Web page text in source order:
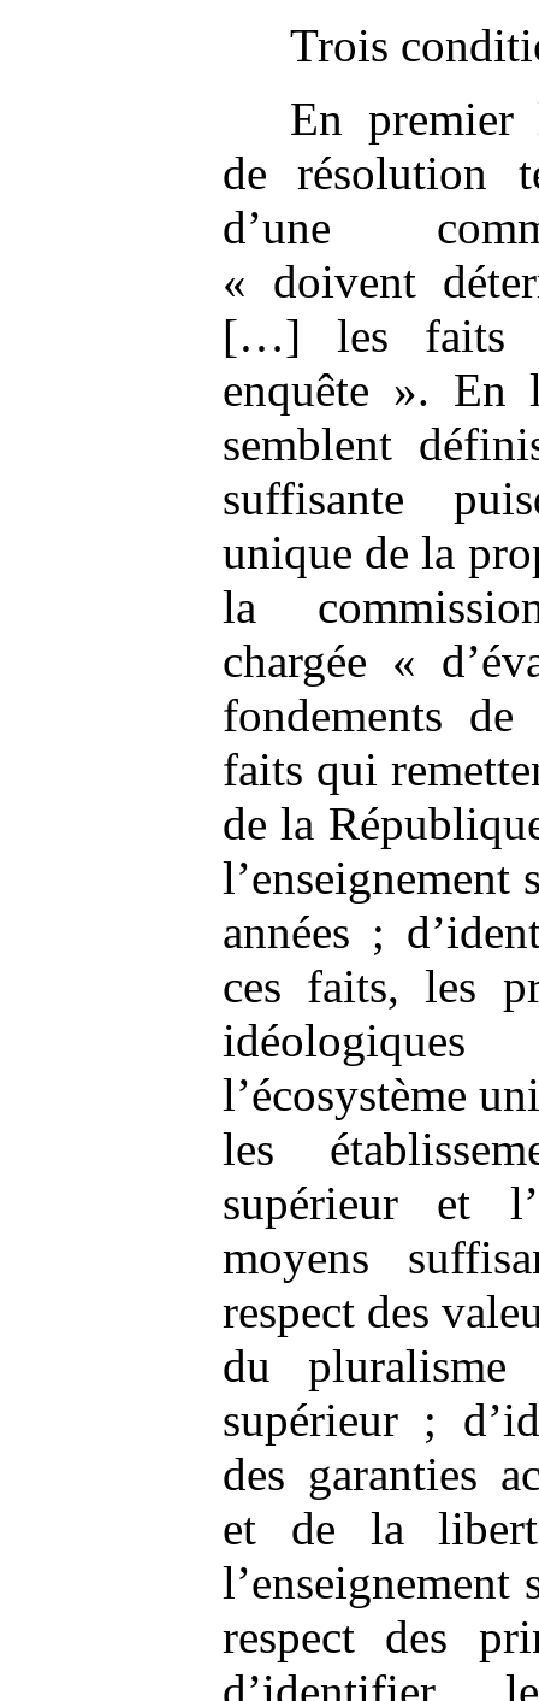
Trois
En premier
de résolution
d’une
« doivent
[…] les faits
enquête ». En
semblent
suffisante
unique de la
la
chargée «
fondements de
faits qui
de la
l’enseignement
années ;
ces faits, les
l’écosystème
les
supérieur et
moyens
respect des
du pluralisme
supérieur ;
des garanties
et de la
l’enseignement
respect des